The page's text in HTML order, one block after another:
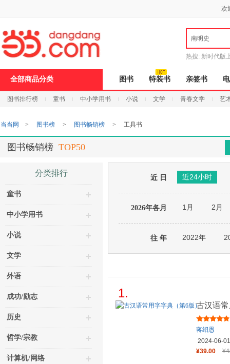
欢
南明史
热搜: 新时代版
全部商品分类 图书 特装书 亲签书
图书排行榜 童书 中小学用书 小说 文学 青春文学 艺
打
开
无
障
页
加
当当网 > 图书榜 > 图书畅销榜 > 工具书
图书畅销榜 TOP50
分类排行
童书
中小学用书
小说
文学
外语
成功/励志
历史
哲学/宗教
计算机/网络
近 日 近24小时
2026年各月 1月 2月
往 年 2022年
1.
古汉语
蒋绍愚
2024-06-01
¥39.00